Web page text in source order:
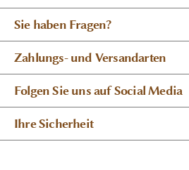
Sie haben Fragen?
Zahlungs- und Versandarten
Folgen Sie uns auf Social Media
Ihre Sicherheit